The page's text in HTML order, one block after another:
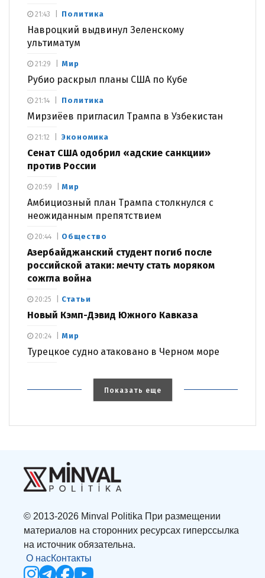
Политика
Навроцкий выдвинул Зеленскому
ультиматум
21:43
Мир
Рубио раскрыл планы США по Кубе
21:29
Политика
Мирзиёев пригласил Трампа в Узбекистан
21:14
Экономика
Сенат США одобрил «адские санкции»
против России
21:12
Мир
Амбициозный план Трампа столкнулся с
неожиданным препятствием
20:59
Общество
Азербайджанский студент погиб после
российской атаки: мечту стать моряком
сожгла война
20:44
Статьи
Новый Кэмп-Дэвид Южного Кавказа
20:25
Мир
Турецкое судно атаковано в Черном море
20:24
Показать еще
© 2013-2026 Minval Politika При размещении
материалов на сторонних ресурсах гиперссылка
на источник обязательна.
О насКонтакты